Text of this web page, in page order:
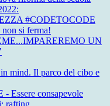
#CODETOCODE
non si ferma!
UN
mind. Il parco del cibo e
Essere consapevole